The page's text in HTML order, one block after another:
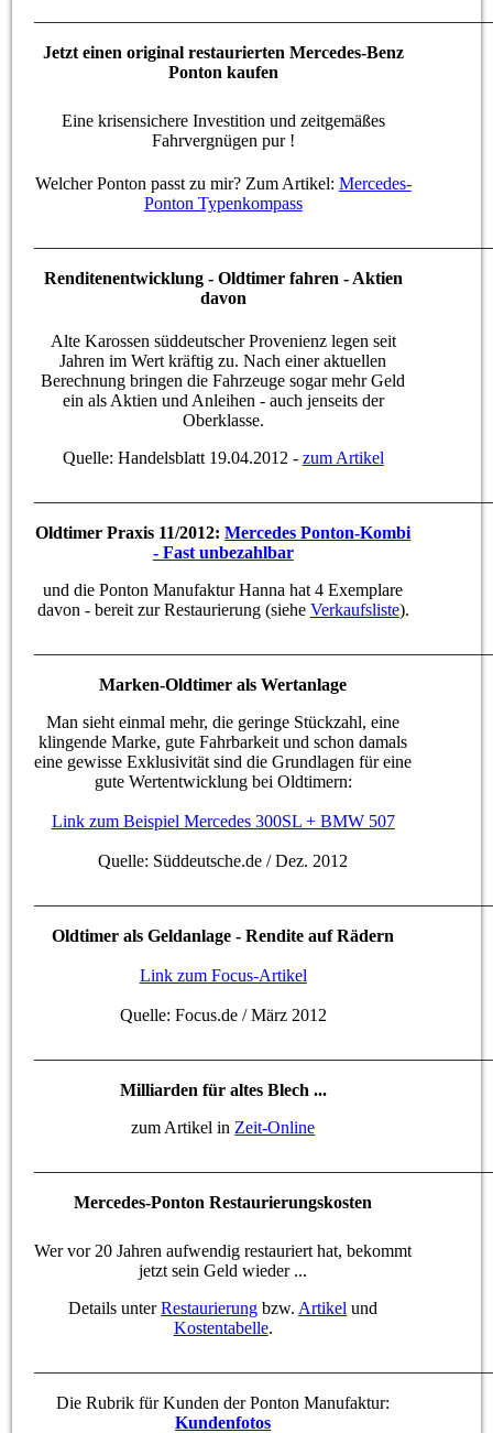
Jetzt einen original restaurierten Mercedes-Benz
Ponton kaufen
Eine krisensichere Investition und zeitgemäßes
Fahrvergnügen pur !
Welcher Ponton passt zu mir? Zum Artikel: Mercedes-
Ponton Typenkompass
Renditenentwicklung - Oldtimer fahren - Aktien
davon
Alte Karossen süddeutscher Provenienz legen seit
Jahren im Wert kräftig zu. Nach einer aktuellen
Berechnung bringen die Fahrzeuge sogar mehr Geld
ein als Aktien und Anleihen - auch jenseits der
Oberklasse.
Quelle: Handelsblatt 19.04.2012 - zum Artikel
Oldtimer Praxis 11/2012:Mercedes Ponton-Kombi
- Fast unbezahlbar
und die Ponton Manufaktur Hanna hat 4 Exemplare
davon - bereit zur Restaurierung (siehe Verkaufsliste).
Marken-Oldtimer als Wertanlage
Man sieht einmal mehr, die geringe Stückzahl, eine
klingende Marke, gute Fahrbarkeit und schon damals
eine gewisse Exklusivität sind die Grundlagen für eine
gute Wertentwicklung bei Oldtimern:
Link zum Beispiel Mercedes 300SL + BMW 507
Quelle: Süddeutsche.de / Dez. 2012
Oldtimer als Geldanlage - Rendite auf Rädern
Link zum Focus-Artikel
Quelle: Focus.de / März 2012
Milliarden für altes Blech ...
zum Artikel in Zeit-Online
Mercedes-Ponton Restaurierungskosten
Wer vor 20 Jahren aufwendig restauriert hat, bekommt
jetzt sein Geld wieder ...
Details unterRestaurierung bzw. Artikel und
Kostentabelle.
Die Rubrik für Kunden der Ponton Manufaktur:
Kundenfotos